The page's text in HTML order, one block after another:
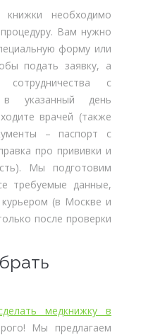
книжки необходимо
Вам нужно
форму или
подать заявку, а
с
указанный день
врачей (также
– паспорт с
про прививки и
Мы подготовим
требуемые данные,
(в Москве и
после проверки
медкнижку в
Мы предлагаем